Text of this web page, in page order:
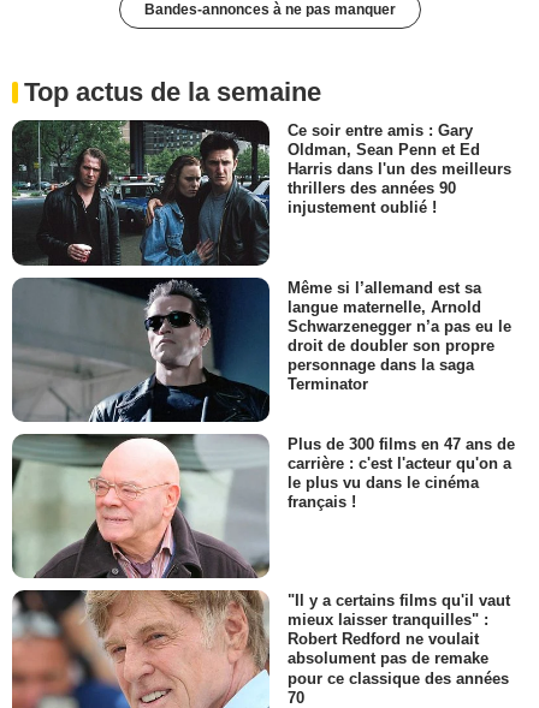
Bandes-annonces à ne pas manquer
Top actus de la semaine
Ce soir entre amis : Gary
Oldman, Sean Penn et Ed
Harris dans l'un des meilleurs
thrillers des années 90
injustement oublié !
Même si l’allemand est sa
langue maternelle, Arnold
Schwarzenegger n’a pas eu le
droit de doubler son propre
personnage dans la saga
Terminator
Plus de 300 films en 47 ans de
carrière : c'est l'acteur qu'on a
le plus vu dans le cinéma
français !
"Il y a certains films qu'il vaut
mieux laisser tranquilles" :
Robert Redford ne voulait
absolument pas de remake
pour ce classique des années
70